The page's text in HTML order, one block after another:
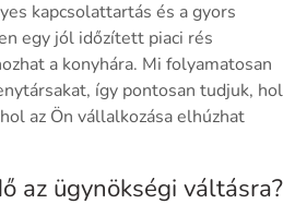
kapcsolattartás és a gyors
egy jól időzített piaci rés
a konyhára. Mi folyamatosan
így pontosan tudjuk, hol
az Ön vállalkozása elhúzhat
az ügynökségi váltásra?